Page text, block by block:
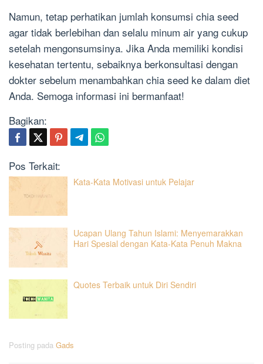
Namun, tetap perhatikan jumlah konsumsi chia seed
agar tidak berlebihan dan selalu minum air yang cukup
setelah mengonsumsinya. Jika Anda memiliki kondisi
kesehatan tertentu, sebaiknya berkonsultasi dengan
dokter sebelum menambahkan chia seed ke dalam diet
Anda. Semoga informasi ini bermanfaat!
Bagikan:
Pos Terkait:
Kata-Kata Motivasi untuk Pelajar
Ucapan Ulang Tahun Islami: Menyemarakkan
Hari Spesial dengan Kata-Kata Penuh Makna
Quotes Terbaik untuk Diri Sendiri
Posting pada Gads